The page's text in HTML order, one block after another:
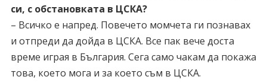
си, с обстановката в ЦСКА?
– Всичко е напред. Повечето момчета ги познавах
и отпреди да дойда в ЦСКА. Все пак вече доста
време играя в България. Сега само чакам да покажа
това, което мога и за което съм в ЦСКА.